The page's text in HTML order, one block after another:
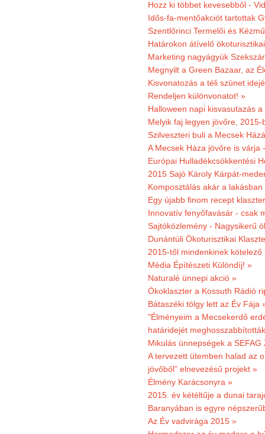
Hozz ki többet kevesebből -
Idős-fa-mentőakciót tartottak
Szentlőrinci Termelői és
Határokon átívelő
Marketing nagyágyúk
Megnyilt a Green Bazaar, az
Kisvonatozás a téli szünet
Rendeljen különvonatot! »
Halloween napi kisvasutazás
Melyik faj legyen jövőre,
Szilveszteri buli a Mecsek
A Mecsek Háza jövőre is várja
Európai Hulladékcsökkentési
2015 Sajó Károly Kárpát-
Komposztálás akár a lakásban
Egy újabb finom recept
Innovatív fenyőfavásár - csak
Sajtóközlemény - Nagysikerű
Dunántúli Ökoturisztikai
2015-től mindenkinek
Média Építészeti Különdíj! »
Naturalé ünnepi akció »
Ökoklaszter a Kossuth Rádió
Bátaszéki tölgy lett az Év Fája
"Élményeim a Mecsekerdő
határidejét
Mikulás ünnepségek a SEFAG
A tervezett ütemben halad az
jövőből” elnevezésű projekt »
Élmény Karácsonyra »
2015. év kétéltűje a dunai
Baranyában is egyre
Az Év vadvirága 2015 »